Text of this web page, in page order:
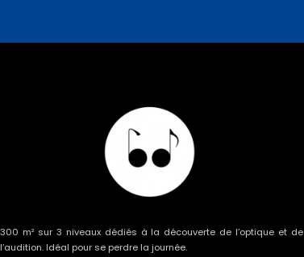
300 m² sur 3 niveaux dédiés à la découverte de l’optique et de
l’audition. Idéal pour se perdre la journée.